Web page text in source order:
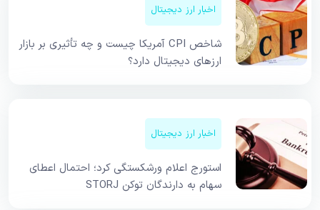
اخبار ارز دیجیتال
شاخص CPI آمریکا چیست و چه تأثیری بر بازار
ارزهای دیجیتال دارد؟
اخبار ارز دیجیتال
استورج اعلام ورشکستگی کرد؛ احتمال اعطای
سهام به دارندگان توکن STORJ